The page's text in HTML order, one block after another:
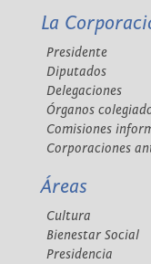
La
Presidente
Diputados
Delegaciones
Órganos
Comisiones
Corporaciones
Áreas
Cultura
Bienestar Social
Presidencia